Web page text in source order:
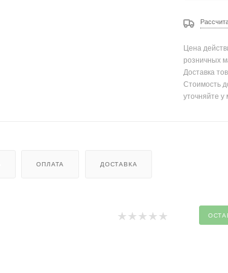
Цена
розничных
Доставка
Стоимость
уточняйте
ОПЛАТА ДОСТАВКА